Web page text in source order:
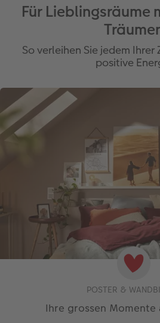
Für Lieblingsräume
So verleihen Sie jedem Ihrer
positive
POSTER &
Ihre grossen Momente